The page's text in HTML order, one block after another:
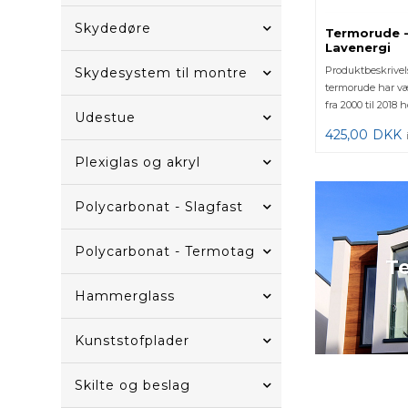
Skydedøre
Skydesystem til montre
Udestue
Plexiglas og akryl
Polycarbonat - Slagfast
Polycarbonat - Termotag
Hammerglass
Kunststofplader
Skilte og beslag
Termorude
Lavenergi
termorude har
fra 2000 til 2018
425,00 DKK